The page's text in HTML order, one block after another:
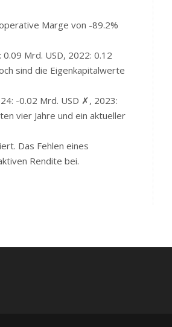
Marge von -89.2%
Mrd. USD, 2022: 0.12
sind die Eigenkapitalwerte
-0.02 Mrd. USD ✗, 2023:
vier Jahre und ein aktueller
Das Fehlen eines
Rendite bei.